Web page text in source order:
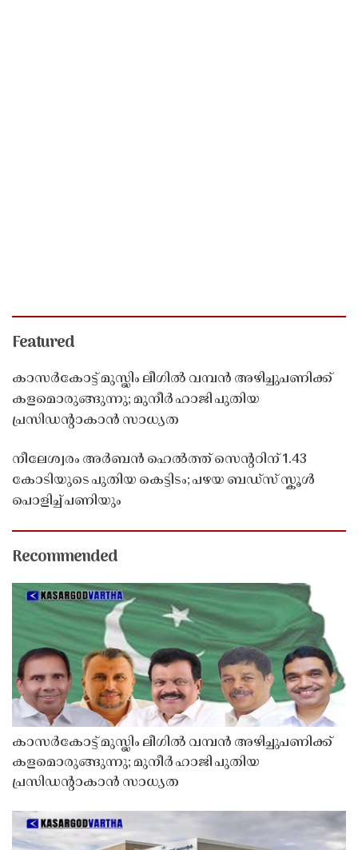
Featured
കാസർകോട്ട് മുസ്ലിം ലീഗിൽ വമ്പൻ അഴിച്ചുപണിക്ക്
കളമൊരുങ്ങുന്നു; മുനീർ ഹാജി പുതിയ
പ്രസിഡൻ്റാകാൻ സാധ്യത
നീലേശ്വരം അർബൻ ഹെൽത്ത് സെൻ്ററിന് 1.43
കോടിയുടെ പുതിയ കെട്ടിടം; പഴയ ബഡ്സ് സ്കൂൾ
പൊളിച്ച് പണിയും
Recommended
കാസർകോട്ട് മുസ്ലിം ലീഗിൽ വമ്പൻ അഴിച്ചുപണിക്ക്
കളമൊരുങ്ങുന്നു; മുനീർ ഹാജി പുതിയ
പ്രസിഡൻ്റാകാൻ സാധ്യത